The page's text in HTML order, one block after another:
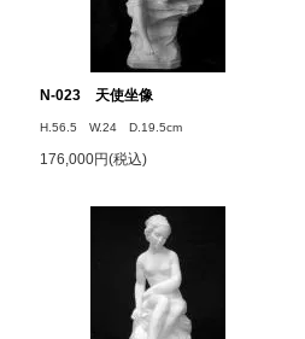
N-023 天使坐像
H.56.5 W.24 D.19.5cm
176,000円(税込)